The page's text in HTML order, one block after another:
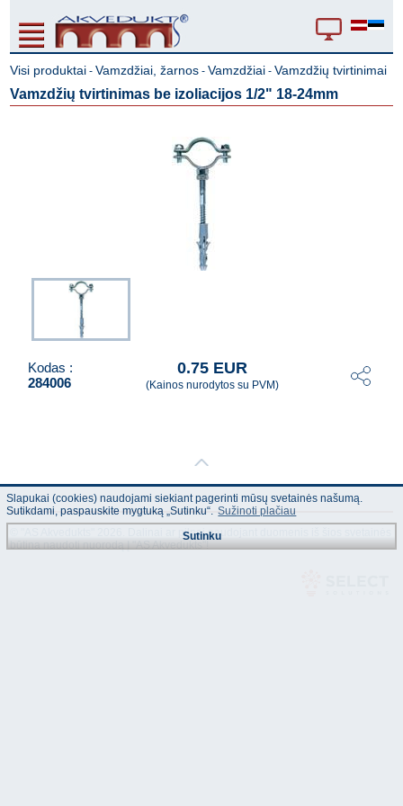
Visi produktai -Vamzdžiai, žarnos -Vamzdžiai -Vamzdžių tvirtinimai
Vamzdžių tvirtinimas be izoliacijos 1/2" 18-24mm
Kodas :
284006
0.75 EUR
(Kainos nurodytos su PVM)
© "AS Akvedukts" 2026. Dalinai ar pilnai naudojant duomenis iš šios svetainės
būtina naudoti nuorodą Į "AS Akvedukts"!
Slapukai (cookies) naudojami siekiant pagerinti mūsų svetainės našumą.
Sutikdami, paspauskite mygtuką „Sutinku“. Sužinoti plačiau
Sutinku